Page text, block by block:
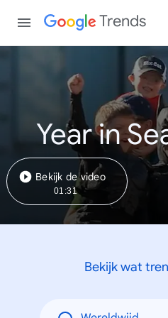
Trends
Year in
Bekijk de video
01:31
Bekijk wat